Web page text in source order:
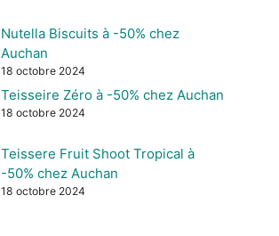
Nutella Biscuits à -50% chez
Auchan
18 octobre 2024
Teisseire Zéro à -50% chez Auchan
18 octobre 2024
Teissere Fruit Shoot Tropical à
-50% chez Auchan
18 octobre 2024